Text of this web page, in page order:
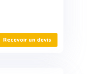
Recevoir un devis